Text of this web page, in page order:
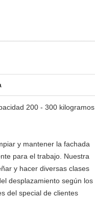
200 - 300 kilogramos
y mantener la fachada
para el trabajo. Nuestra
y hacer diversas clases
desplazamiento según los
del special de clientes